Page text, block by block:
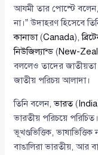
আযমী তার পোস্টে বলেন,
না।” উদাহরণ হিসেবে
কানাডা(Canada),
নিউজিল্যান্ড(New-
বললেও তাদের
জাতীয় পরিচয় আলাদা।
তিনি বলেন,ভারত( India
ভারতীয় পরিচয়ে
ভূখণ্ডভিত্তিক,
বাঙালিরা ভারতীয়, আর